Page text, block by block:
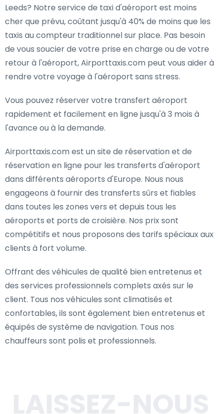
Leeds? Notre service de taxi d'aéroport est moins
cher que prévu, coûtant jusqu'à 40% de moins que les
taxis au compteur traditionnel sur place. Pas besoin
de vous soucier de votre prise en charge ou de votre
retour à l'aéroport, Airporttaxis.com peut vous aider à
rendre votre voyage à l'aéroport sans stress.
Vous pouvez réserver votre transfert aéroport
rapidement et facilement en ligne jusqu'à 3 mois à
l'avance ou à la demande.
Airporttaxis.com est un site de réservation et de
réservation en ligne pour les transferts d'aéroport
dans différents aéroports d'Europe. Nous nous
engageons à fournir des transferts sûrs et fiables
dans toutes les zones vers et depuis tous les
aéroports et ports de croisière. Nos prix sont
compétitifs et nous proposons des tarifs spéciaux aux
clients à fort volume.
Offrant des véhicules de qualité bien entretenus et
des services professionnels complets axés sur le
client. Tous nos véhicules sont climatisés et
confortables, ils sont également bien entretenus et
équipés de système de navigation. Tous nos
chauffeurs sont polis et professionnels.